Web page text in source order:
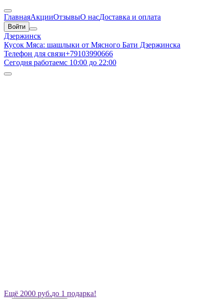
ГлавнаяАкцииОтзывыО насДоставка и оплата
Войти
Дзержинск
Кусок Мяса: шашлыки от Мясного Бати Дзержинска
Телефон для связи+79103990666
Сегодня работаемс 10:00 до 22:00
Ещё 2000 руб.до 1 подарка!